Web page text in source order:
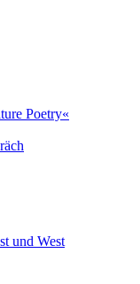
Poetry«
und West